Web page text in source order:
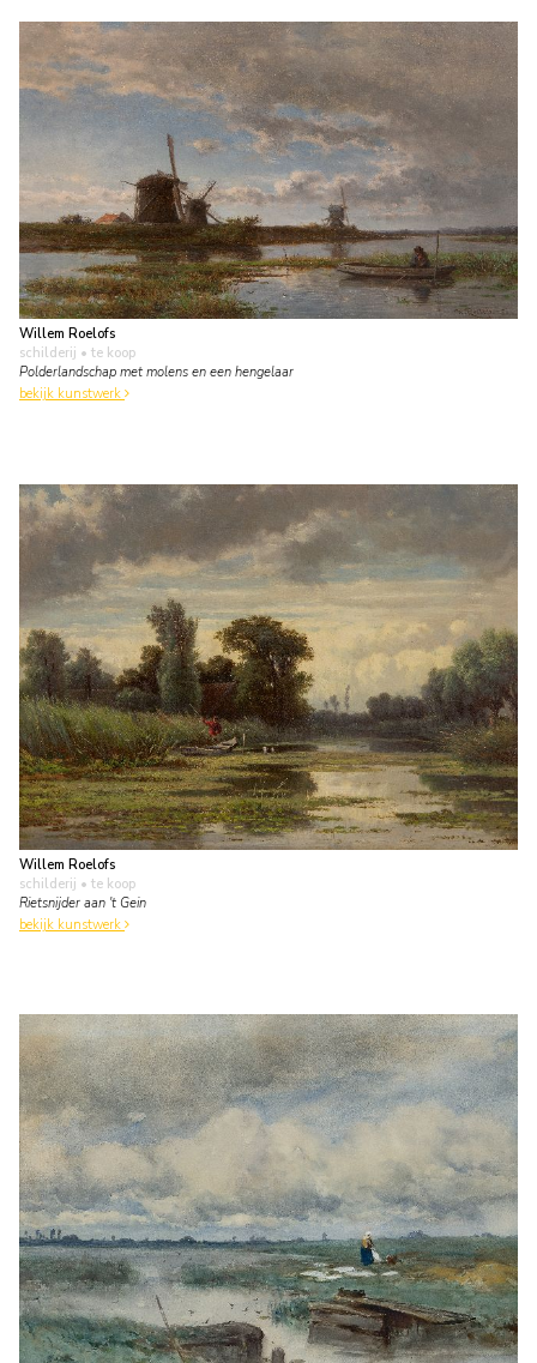
Willem Roelofs
schilderij • te koop
Polderlandschap met molens en een hengelaar
bekijk kunstwerk
Willem Roelofs
schilderij • te koop
Rietsnijder aan 't Gein
bekijk kunstwerk